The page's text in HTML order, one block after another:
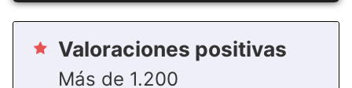
Valoraciones positivas
Más de 1.200